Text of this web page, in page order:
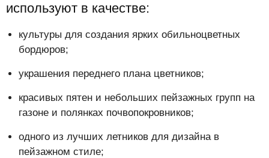
используют в качестве:
культуры для создания ярких обильноцветных
бордюров;
украшения переднего плана цветников;
красивых пятен и небольших пейзажных групп на
газоне и полянках почвопокровников;
одного из лучших летников для дизайна в
пейзажном стиле;